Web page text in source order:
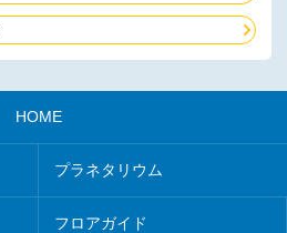
HOME
プラネタリウム
フロアガイド